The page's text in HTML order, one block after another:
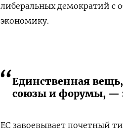
либеральных демократий с
экономику.
Единственная вещь,
союзы и форумы, —
ЕС завоевывает почетный